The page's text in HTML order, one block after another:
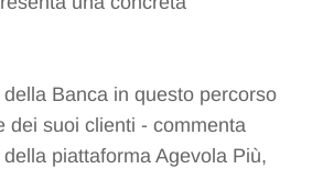
Banca in questo percorso
dei suoi clienti - commenta
piattaforma Agevola Più,